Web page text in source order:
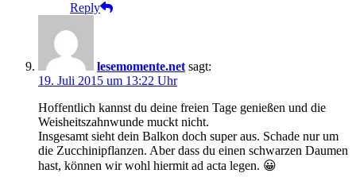
Reply
lesemomente.net sagt:
19. Juli 2015 um 13:22 Uhr
Hoffentlich kannst du deine freien Tage genießen und die
Weisheitszahnwunde muckt nicht.
Insgesamt sieht dein Balkon doch super aus. Schade nur um
die Zucchinipflanzen. Aber dass du einen schwarzen Daumen
hast, können wir wohl hiermit ad acta legen. 😀